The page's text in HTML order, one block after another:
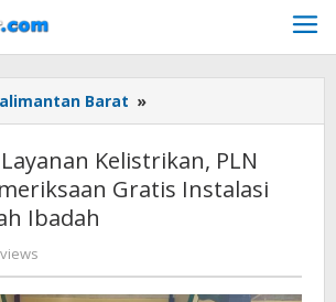
Barat »
Layanan
PLN
Lakukan
Listrik
Kelistrikan, PLN
Gratis Instalasi
Ibadah